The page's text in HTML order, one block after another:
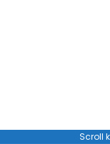
Scroll